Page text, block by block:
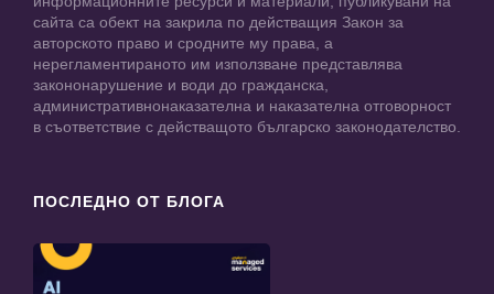
сайта са обект на закрила по действащия Закон за
авторското право и сродните му права, а
нерегламентираното им използване представлява
закононарушение и води до гражданска,
административнонаказателна и наказателна отговорност
в съответствие с действащото българско законодателство.
ПОСЛЕДНО ОТ БЛОГА